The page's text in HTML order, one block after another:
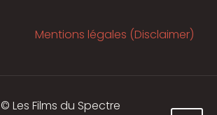
Mentions légales (Disclaimer)
© Les Films du Spectre